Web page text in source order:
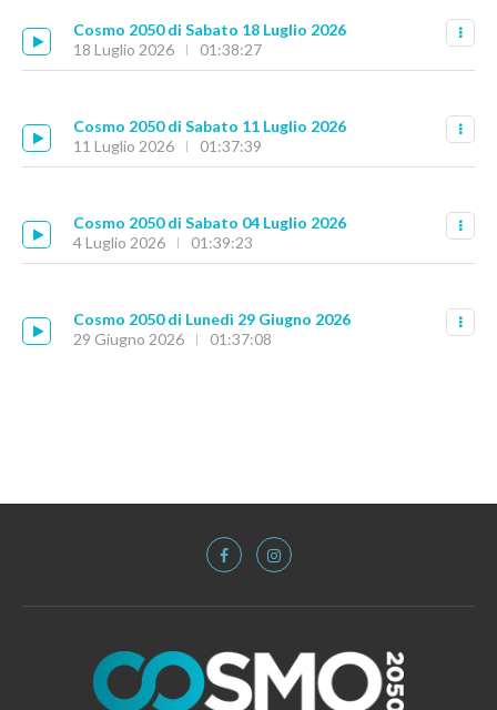
Cosmo 2050 di Sabato 18 Luglio 2026
18 Luglio 2026
01:38:27
Cosmo 2050 di Sabato 11 Luglio 2026
11 Luglio 2026
01:37:39
Cosmo 2050 di Sabato 04 Luglio 2026
4 Luglio 2026
01:39:23
Cosmo 2050 di Lunedì 29 Giugno 2026
29 Giugno 2026
01:37:08